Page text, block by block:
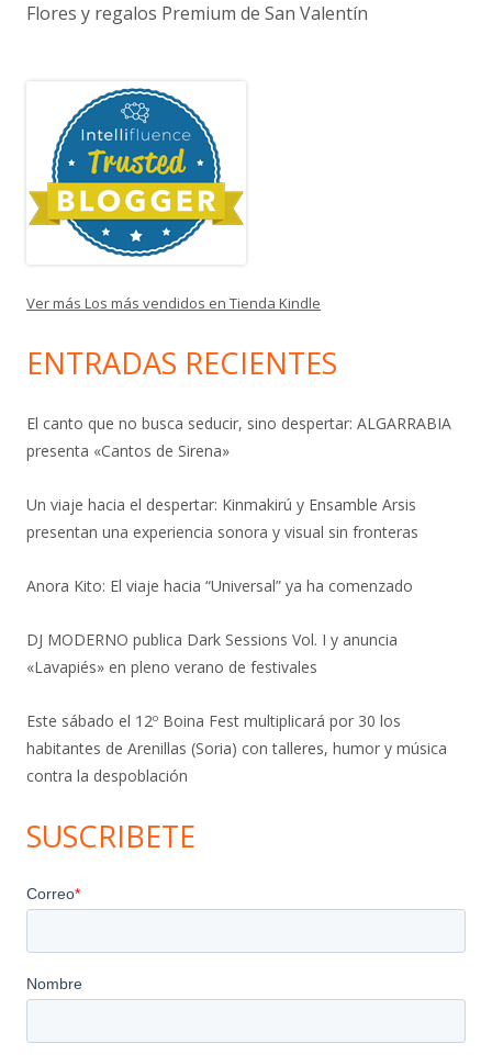
Flores y regalos Premium de San Valentín
Ver más Los más vendidos en Tienda Kindle
ENTRADAS RECIENTES
El canto que no busca seducir, sino despertar: ALGARRABIA
presenta «Cantos de Sirena»
Un viaje hacia el despertar: Kinmakirú y Ensamble Arsis
presentan una experiencia sonora y visual sin fronteras
Anora Kito: El viaje hacia “Universal” ya ha comenzado
DJ MODERNO publica Dark Sessions Vol. I y anuncia
«Lavapiés» en pleno verano de festivales
Este sábado el 12º Boina Fest multiplicará por 30 los
habitantes de Arenillas (Soria) con talleres, humor y música
contra la despoblación
SUSCRIBETE